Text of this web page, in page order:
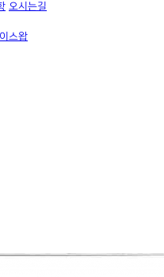
오시는길
스왑